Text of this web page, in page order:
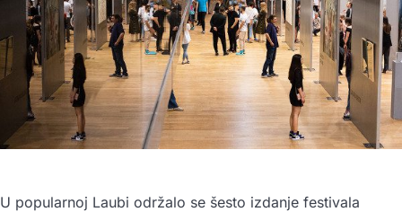
U popularnoj Laubi održalo se šesto izdanje festivala